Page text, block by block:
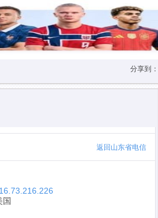
分享到：
返回山东省电信
国